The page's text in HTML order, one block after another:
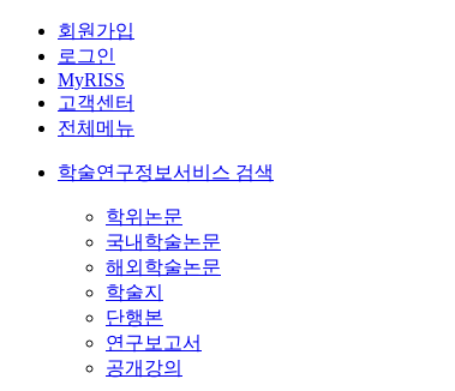
회원가입
로그인
MyRISS
고객센터
전체메뉴
학술연구정보서비스 검색
학위논문
국내학술논문
해외학술논문
학술지
단행본
연구보고서
공개강의